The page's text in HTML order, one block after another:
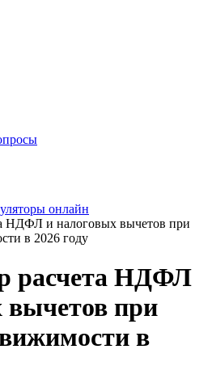
онлайн
НДФЛ и налоговых вычетов при
в 2026 году
расчета НДФЛ
вычетов при
в